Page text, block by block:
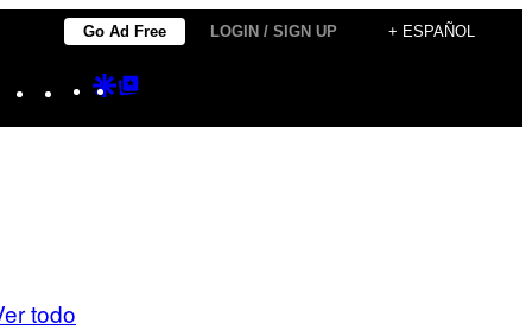
Go Ad Free LOGIN / SIGN UP + ESPAÑOL
Instagram
TikTokYouTube
Google
todo